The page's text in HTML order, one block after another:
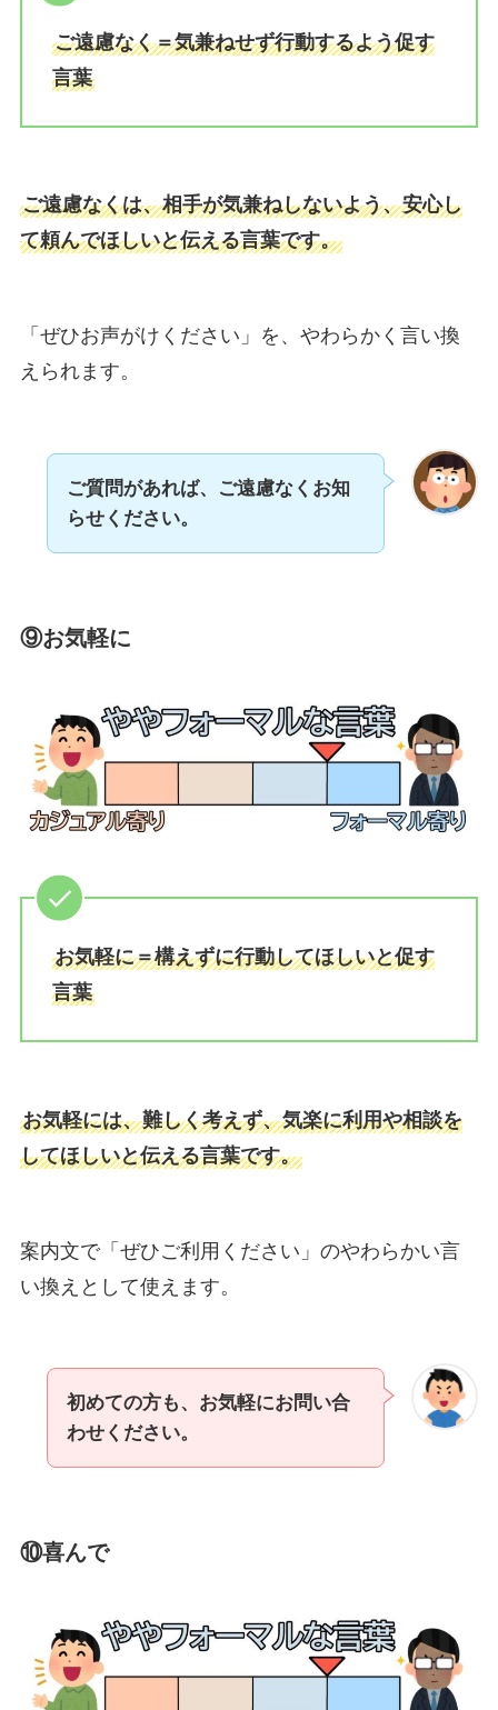
ご遠慮なく＝気兼ねせず行動するよう促す
言葉
ご遠慮なくは、相手が気兼ねしないよう、安心し
て頼んでほしいと伝える言葉です。
「ぜひお声がけください」を、やわらかく言い換
えられます。
ご質問があれば、ご遠慮なくお知
らせください。
⑨お気軽に
お気軽に＝構えずに行動してほしいと促す
言葉
お気軽には、難しく考えず、気楽に利用や相談を
してほしいと伝える言葉です。
案内文で「ぜひご利用ください」のやわらかい言
い換えとして使えます。
初めての方も、お気軽にお問い合
わせください。
⑩喜んで